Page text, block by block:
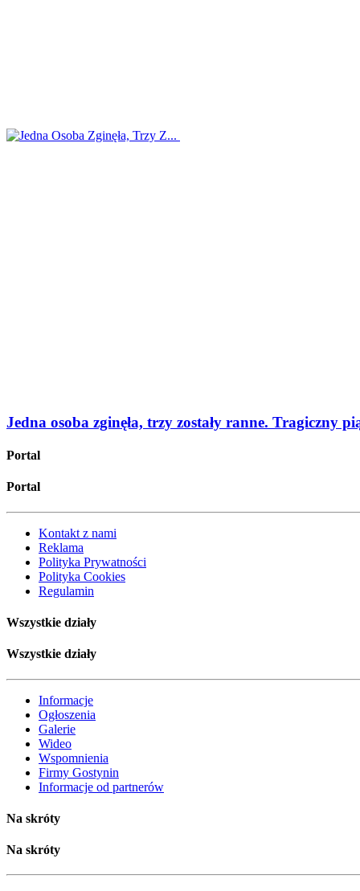
Jedna osoba zginęła, trzy zostały ranne. Tragiczny
Portal
Portal
Kontakt z nami
Reklama
Polityka Prywatności
Polityka Cookies
Regulamin
Wszystkie działy
Wszystkie działy
Informacje
Ogłoszenia
Galerie
Wideo
Wspomnienia
Firmy Gostynin
Informacje od partnerów
Na skróty
Na skróty